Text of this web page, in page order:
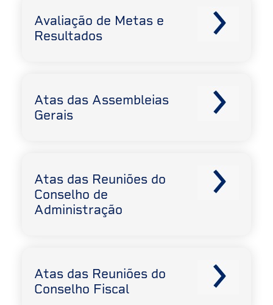
Avaliação de Metas e
Resultados
Atas das Assembleias
Gerais
Atas das Reuniões do
Conselho de
Administração
Atas das Reuniões do
Conselho Fiscal